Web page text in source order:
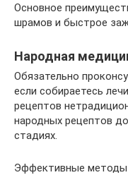
Основное
шрамов и быстрое
Народная
Обязательно
если собираетесь
рецептов
народных рецептов
стадиях.
Эффективные методы